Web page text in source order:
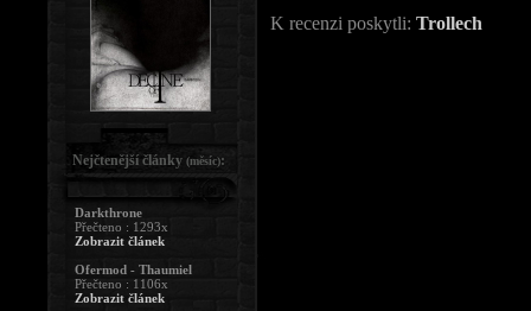
K recenzi poskytli: Trollech
Nejčtenější články (měsíc):
Darkthrone
Přečteno : 1293x
Zobrazit článek
Ofermod - Thaumiel
Přečteno : 1106x
Zobrazit článek